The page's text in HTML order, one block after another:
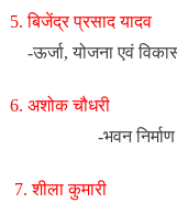
5. बिजेंद्र प्रसाद यादव
-ऊर्जा, योजना एवं
6. अशोक चौधरी
-भवन निर्माण
7. शीला कुमारी